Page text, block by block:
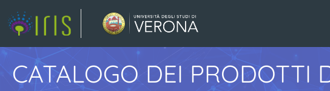
CATALOGO DEI PRODOTTI